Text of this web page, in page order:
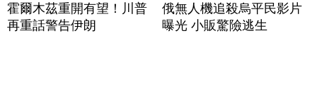
霍爾木茲重開有望！川普
再重話警告伊朗
俄無人機追殺烏平民影片
曝光 小販驚險逃生